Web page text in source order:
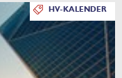
HV-KALENDER